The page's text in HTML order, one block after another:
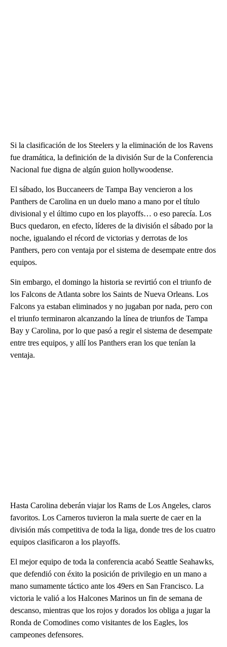
Si la clasificación de los Steelers y la eliminación de los Ravens
fue dramática, la definición de la división Sur de la Conferencia
Nacional fue digna de algún guion hollywoodense.
El sábado, los Buccaneers de Tampa Bay vencieron a los
Panthers de Carolina en un duelo mano a mano por el título
divisional y el último cupo en los playoffs… o eso parecía. Los
Bucs quedaron, en efecto, líderes de la división el sábado por la
noche, igualando el récord de victorias y derrotas de los
Panthers, pero con ventaja por el sistema de desempate entre dos
equipos.
Sin embargo, el domingo la historia se revirtió con el triunfo de
los Falcons de Atlanta sobre los Saints de Nueva Orleans. Los
Falcons ya estaban eliminados y no jugaban por nada, pero con
el triunfo terminaron alcanzando la línea de triunfos de Tampa
Bay y Carolina, por lo que pasó a regir el sistema de desempate
entre tres equipos, y allí los Panthers eran los que tenían la
ventaja.
Hasta Carolina deberán viajar los Rams de Los Angeles, claros
favoritos. Los Carneros tuvieron la mala suerte de caer en la
división más competitiva de toda la liga, donde tres de los cuatro
equipos clasificaron a los playoffs.
El mejor equipo de toda la conferencia acabó Seattle Seahawks,
que defendió con éxito la posición de privilegio en un mano a
mano sumamente táctico ante los 49ers en San Francisco. La
victoria le valió a los Halcones Marinos un fin de semana de
descanso, mientras que los rojos y dorados los obliga a jugar la
Ronda de Comodines como visitantes de los Eagles, los
campeones defensores.